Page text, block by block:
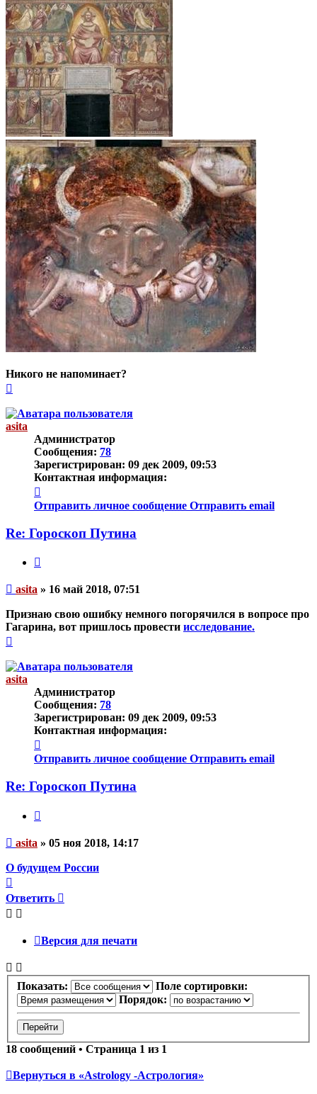
Никого не напоминает?
началу
asita
Администратор
Сообщения: 78
Зарегистрирован: 09 дек 2009, 09:53
Контактная информация:
информация
пользователя
Отправить личное сообщение Отправить email
Re: Гороскоп Путина
Непрочитанное
asita » 16 май 2018, 07:51
Признаю свою ошибку немного погорячился в вопросе про
Гагарина, вот пришлось провести исследование.
началу
asita
Администратор
Сообщения: 78
Зарегистрирован: 09 дек 2009, 09:53
Контактная информация:
информация
пользователя
Отправить личное сообщение Отправить email
Re: Гороскоп Путина
Непрочитанное
asita » 05 ноя 2018, 14:17
О будущем России
к
началу
Ответить
Версия для печати
Показать:
Поле сортировки:
Порядок:
18 сообщений • Страница 1 из 1
Вернуться в «Astrology -Астрология»